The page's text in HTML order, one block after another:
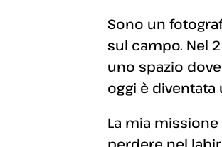
Sono un
sul campo. Nel
uno spazio
oggi è
La mia